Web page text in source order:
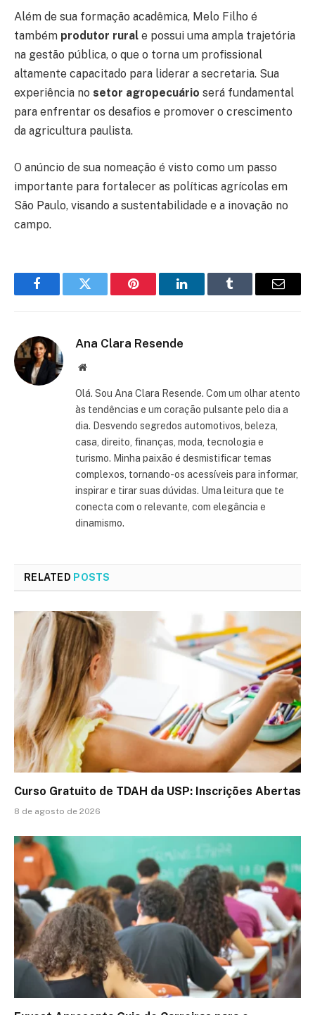
Além de sua formação acadêmica, Melo Filho é
também produtor rural e possui uma ampla trajetória
na gestão pública, o que o torna um profissional
altamente capacitado para liderar a secretaria. Sua
experiência no setor agropecuário será fundamental
para enfrentar os desafios e promover o crescimento
da agricultura paulista.
O anúncio de sua nomeação é visto como um passo
importante para fortalecer as políticas agrícolas em
São Paulo, visando a sustentabilidade e a inovação no
campo.
FacebookTwitter Pinterest LinkedInTumblr Email
Ana Clara Resende
Website
Olá. Sou Ana Clara Resende. Com um olhar atento
às tendências e um coração pulsante pelo dia a
dia. Desvendo segredos automotivos, beleza,
casa, direito, finanças, moda, tecnologia e
turismo. Minha paixão é desmistificar temas
complexos, tornando-os acessíveis para informar,
inspirar e tirar suas dúvidas. Uma leitura que te
conecta com o relevante, com elegância e
dinamismo.
RELATED POSTS
Curso Gratuito de TDAH da USP: Inscrições Abertas
8 de agosto de 2026